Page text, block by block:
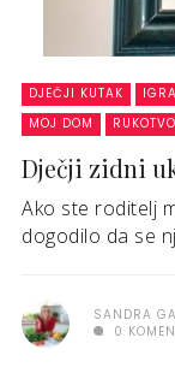
DJEČJI KUTAK
MOJ DOM
Dječji zidni
Ako ste roditelj
dogodilo da se
SANDRA
0